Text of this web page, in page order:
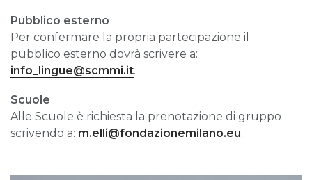
Pubblico esterno
Per confermare la propria partecipazione il
pubblico esterno dovrà scrivere a:
info_lingue@scmmi.it.
Scuole
Alle Scuole è richiesta la prenotazione di gruppo
scrivendo a: m.elli@fondazionemilano.eu.